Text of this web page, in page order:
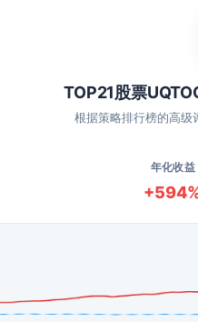
TOP21股票
根据策略排行榜的高级
年化收益